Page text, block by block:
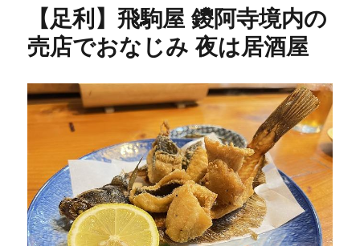
ト
ン
茂
礼
も
味
し
い
洋
【足利】飛駒屋 鑁阿寺境内の
売店でおなじみ 夜は居酒屋